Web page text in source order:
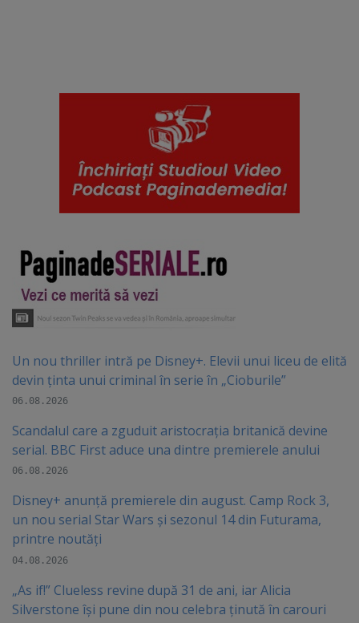
Un nou thriller intră pe Disney+. Elevii unui liceu de elită
devin ținta unui criminal în serie în „Cioburile”
06.08.2026
Scandalul care a zguduit aristocrația britanică devine
serial. BBC First aduce una dintre premierele anului
06.08.2026
Disney+ anunță premierele din august. Camp Rock 3,
un nou serial Star Wars și sezonul 14 din Futurama,
printre noutăți
04.08.2026
„As if!” Clueless revine după 31 de ani, iar Alicia
Silverstone își pune din nou celebra ținută în carouri